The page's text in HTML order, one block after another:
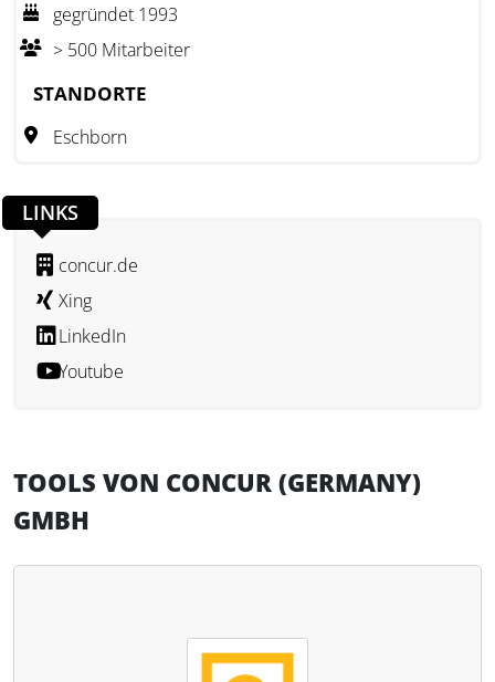
Unternehmen jeder Größe, indem sie Ausgabendaten in
Echtzeit erfassen, analysieren und in bestehende
Finanzsysteme integrieren. Mitarbeiterinnen und
automatisierten Reisekostenabrechnungen über mobile
erhöht das Unternehmen die Transparenz und Effizienz im
Reisekostenmanagement.
gegründet 1993
> 500 Mitarbeiter
STANDORTE
Eschborn
LINKS
concur.de
Xing
LinkedIn
Youtube
TOOLS VON CONCUR (GERMANY)
GMBH